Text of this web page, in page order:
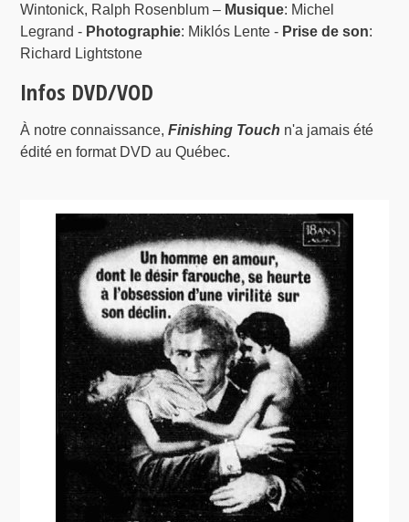
Wintonick, Ralph Rosenblum – Musique: Michel
Legrand - Photographie: Miklós Lente - Prise de son:
Richard Lightstone
Infos DVD/VOD
À notre connaissance,Finishing Touch n'a jamais été
édité en format DVD au Québec.